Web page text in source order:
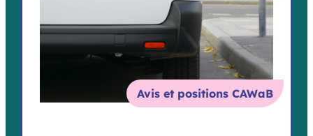
Avis et positions CAWaB